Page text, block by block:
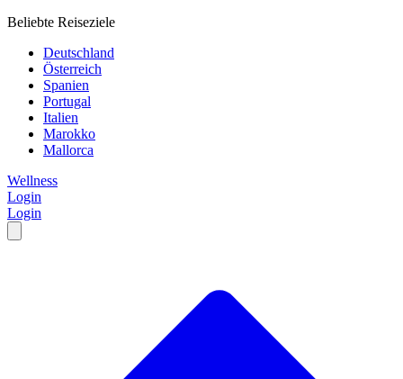
Beliebte Reiseziele
Deutschland
Österreich
Spanien
Portugal
Italien
Marokko
Mallorca
Wellness
Login
Login